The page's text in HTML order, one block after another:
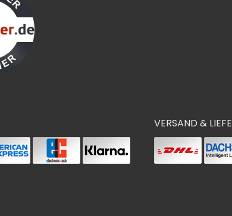
VERSAND &